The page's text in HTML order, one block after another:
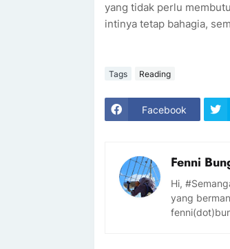
yang tidak perlu
intinya tetap bahagia,
Tags Reading
Facebook
Fenni
Hi,
yang